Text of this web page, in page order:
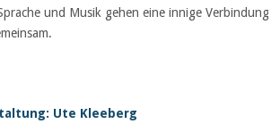
und Musik gehen eine innige Verbindung
Ute Kleeberg